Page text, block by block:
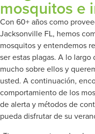
mosquitos e
Con 60+ años como
Jacksonville FL, hemos
mosquitos y entendemos
ser estas plagas. A lo
mucho sobre ellos y
usted. A continuación,
comportamiento de los
de alerta y métodos de
pueda disfrutar de su